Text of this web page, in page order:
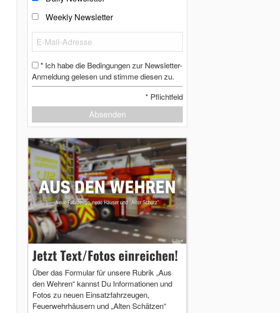
Weekly Newsletter
* Ich habe die Bedingungen zur Newsletter-
Anmeldung gelesen und stimme diesen zu.
* Pflichtfeld
Absenden
Jetzt Text/Fotos einreichen!
Über das Formular für unsere Rubrik „Aus
den Wehren“ kannst Du Informationen und
Fotos zu neuen Einsatzfahrzeugen,
Feuerwehrhäusern und „Alten Schätzen“